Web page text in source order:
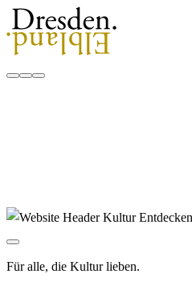
Für alle, die Kultur lieben.